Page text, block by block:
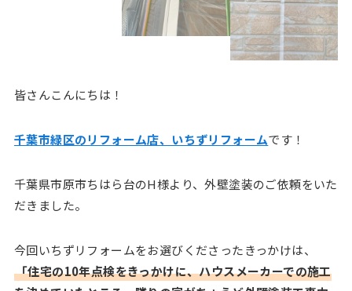
皆さんこんにちは！
千葉市緑区のリフォーム店、いちずリフォームです！
千葉県市原市ちはら台のH様より、外壁塗装のご依頼をいた
だきました。
今回いちずリフォームをお選びくださったきっかけは、
「住宅の10年点検をきっかけに、ハウスメーカーでの施工